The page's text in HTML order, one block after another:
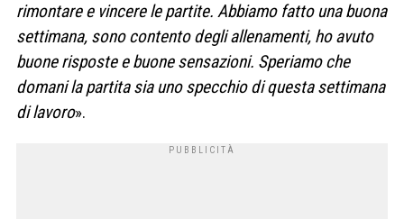
rimontare e vincere le partite. Abbiamo fatto una buona
settimana, sono contento degli allenamenti, ho avuto
buone risposte e buone sensazioni. Speriamo che
domani la partita sia uno specchio di questa settimana
di lavoro».